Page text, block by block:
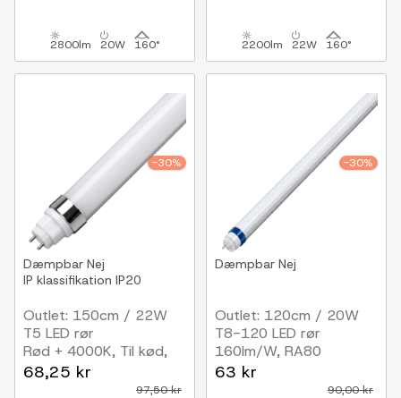
2800lm 20W 160° 2200lm 22W 160°
-30%
Dæmpbar Nej
IP klassifikation IP20
Outlet: 150cm / 22W
T5 LED rør
Rød + 4000K, Til kød,
RA95
68,25 kr
97,50 kr
-30%
Dæmpbar Nej
Outlet: 120cm / 20W
T8-120 LED rør
160lm/W, RA80
63 kr
90,00 kr